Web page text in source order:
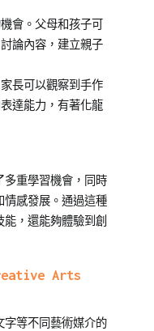
會。父母和孩子可
論內容，建立親子
長可以觀察到手作
達能力，有著化龍
多重學習機會，同時
情感發展。通過這種
，還能夠體驗到創
Arts
字等不同藝術媒介的